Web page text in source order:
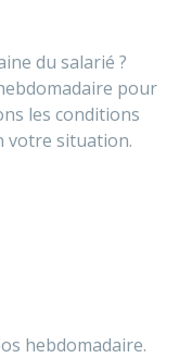
du salarié ?
pour
les conditions
votre situation.
hebdomadaire.